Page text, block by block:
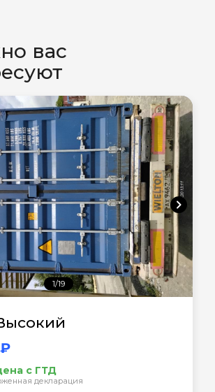
вас
chevron_right
1/19
с ГТД
декларация